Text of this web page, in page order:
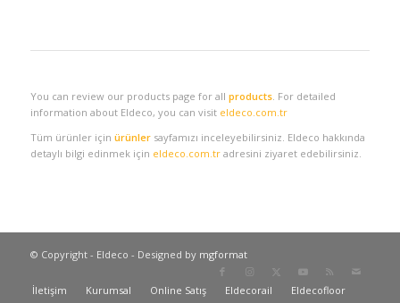
You can review our products page for all products. For detailed
information about Eldeco, you can visit eldeco.com.tr
Tüm ürünler için ürünlersayfamızı inceleyebilirsiniz. Eldeco hakkında
detaylı bilgi edinmek için eldeco.com.tradresini ziyaret edebilirsiniz.
© Copyright - Eldeco - Designed by mgformat
İletişim Kurumsal Online Satış Eldecorail Eldecofloor